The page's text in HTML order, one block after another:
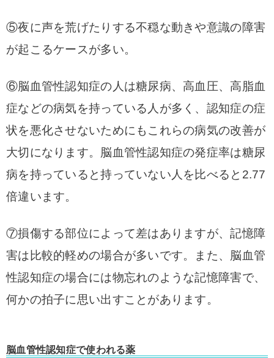
⑤夜に声を荒げたりする不穏な動きや意識の障害
が起こるケースが多い。
⑥脳血管性認知症の人は糖尿病、高血圧、高脂血
症などの病気を持っている人が多く、認知症の症
状を悪化させないためにもこれらの病気の改善が
大切になります。脳血管性認知症の発症率は糖尿
病を持っていると持っていない人を比べると2.77
倍違います。
⑦損傷する部位によって差はありますが、記憶障
害は比較的軽めの場合が多いです。
また、脳血管
性認知症の場合には物忘れのような記憶障害で、
何かの拍子に思い出すことがあります。
脳血管性認知症で使われる薬